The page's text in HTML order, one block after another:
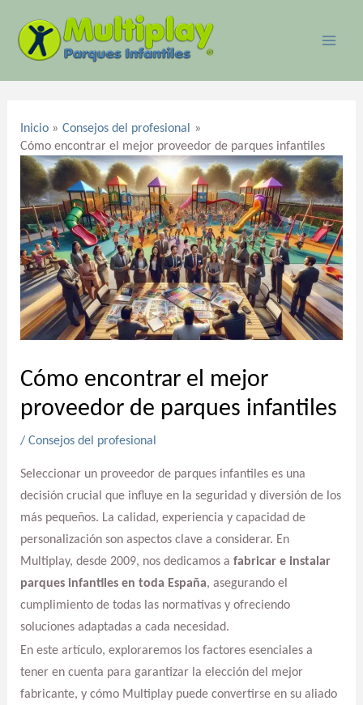
contenido
Inicio
Consejos del profesional
Cómo encontrar el mejor proveedor de parques infantiles
Cómo encontrar el mejor
proveedor de parques infantiles
/ Consejos del profesional
Seleccionar un proveedor de parques infantiles es una
decisión crucial que influye en la seguridad y diversión de los
más pequeños. La calidad, experiencia y capacidad de
personalización son aspectos clave a considerar. En
Multiplay, desde 2009, nos dedicamos a fabricar e instalar
parques infantiles en toda España, asegurando el
cumplimiento de todas las normativas y ofreciendo
soluciones adaptadas a cada necesidad.
En este artículo, exploraremos los factores esenciales a
tener en cuenta para garantizar la elección del mejor
fabricante, y cómo Multiplay puede convertirse en su aliado
entradas